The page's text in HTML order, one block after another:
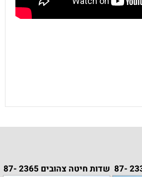
שדות חיטה צהובים 2365 -87